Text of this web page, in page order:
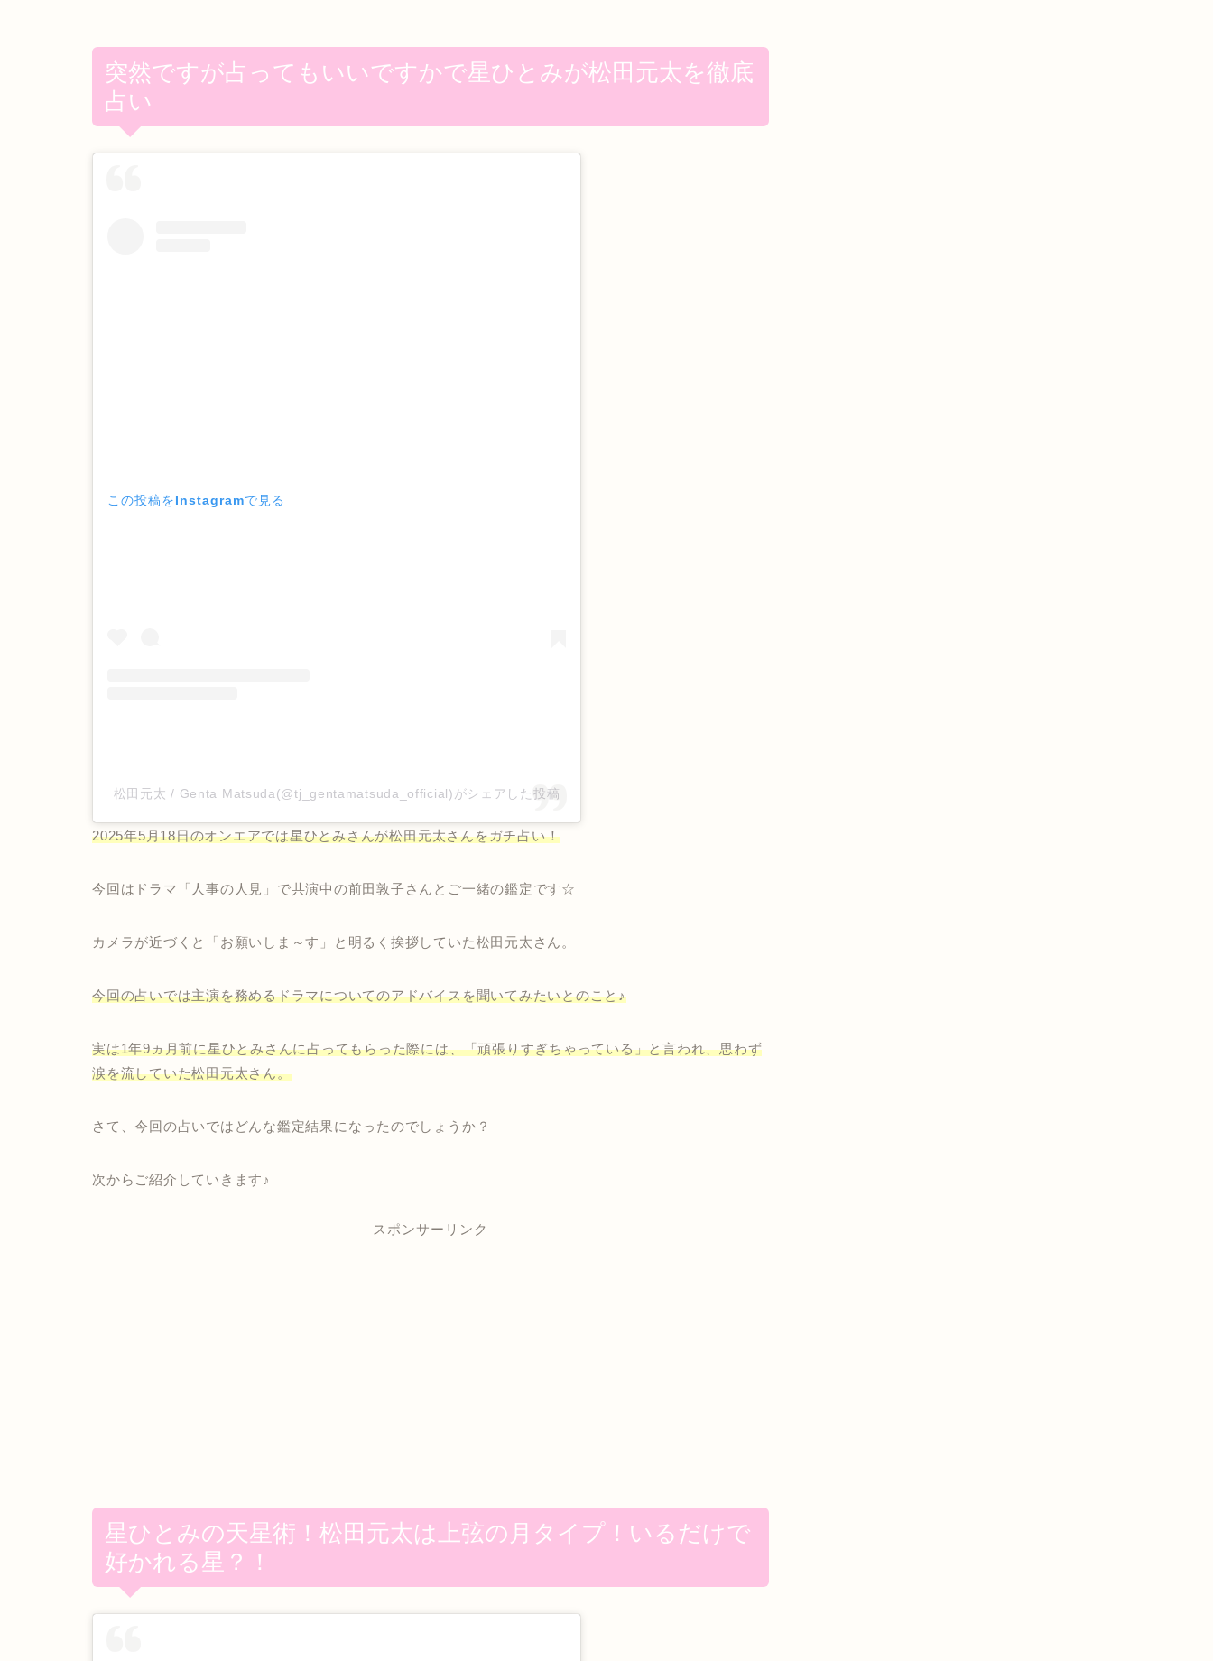
突然ですが占ってもいいですかで星ひとみが松田元太を徹底
占い
この投稿をInstagramで見る
松田元太 / Genta Matsuda(@tj_gentamatsuda_official)がシェアした投稿
2025年5月18日のオンエアでは星ひとみさんが松田元太さんをガチ占い！
今回はドラマ「人事の人見」で共演中の前田敦子さんとご一緒の鑑定です☆
カメラが近づくと「お願いしま～す」と明るく挨拶していた松田元太さん。
今回の占いでは主演を務めるドラマについてのアドバイスを聞いてみたいとのこと♪
実は1年9ヵ月前に星ひとみさんに占ってもらった際には、「頑張りすぎちゃっている」と言われ、思わず
涙を流していた松田元太さん。
さて、今回の占いではどんな鑑定結果になったのでしょうか？
次からご紹介していきます♪
スポンサーリンク
星ひとみの天星術！松田元太は上弦の月タイプ！いるだけで
好かれる星？！